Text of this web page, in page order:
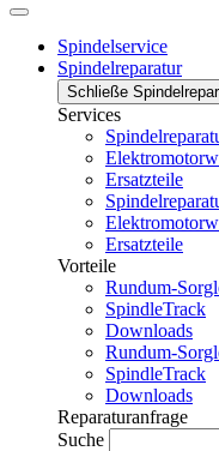
Spindelservice
Spindelreparatur
Schließe
Services
Ersatzteile
Ersatzteile
Vorteile
Rundum-
SpindleTrack
Downloads
Rundum-
SpindleTrack
Downloads
Reparaturanfrage
Suche